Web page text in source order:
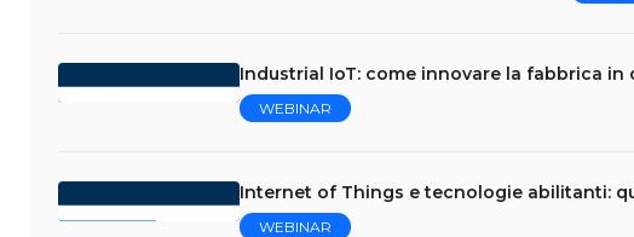
Industrial IoT: come innovare la fabbrica in
WEBINAR
Internet of Things e tecnologie abilitanti:
WEBINAR